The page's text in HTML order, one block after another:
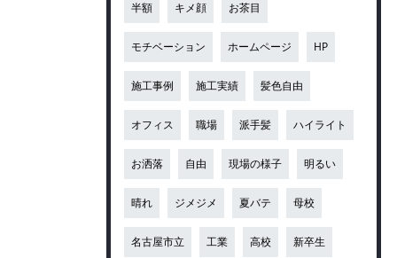
半額 キメ顔 お茶目
モチベーション ホームページ HP
施工事例 施工実績 髪色自由
オフィス 職場 派手髪 ハイライト
お洒落 自由 現場の様子 明るい
晴れ ジメジメ 夏バテ 母校
名古屋市立 工業 高校 新卒生